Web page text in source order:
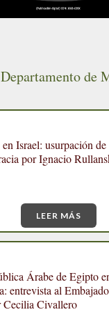
de
Israel: usurpación de
por Ignacio
LEER MÁS
Árabe de Egipto
entrevista al
Civallero